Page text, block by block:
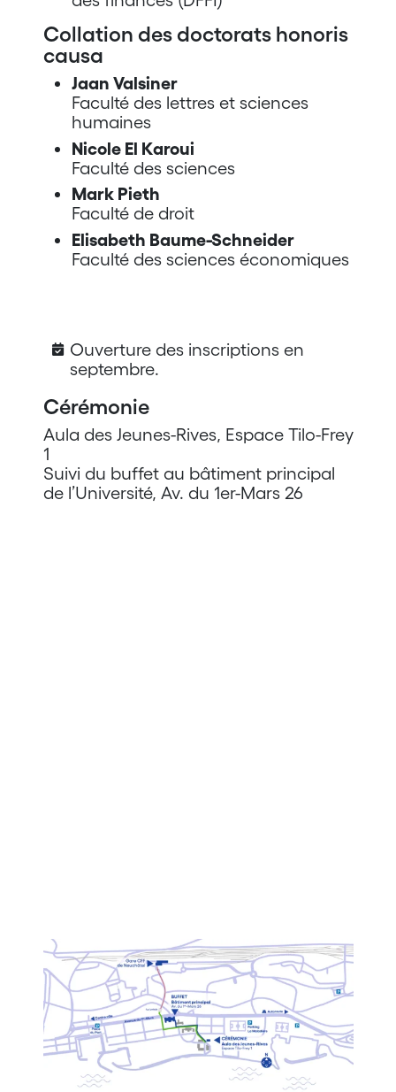
Collation des doctorats honoris
causa
Jaan Valsiner
Faculté des lettres et sciences
humaines
Nicole El Karoui
Faculté des sciences
Mark Pieth
Faculté de droit
Elisabeth Baume-Schneider
Faculté des sciences économiques
Ouverture des inscriptions en
septembre.
Cérémonie
Aula des Jeunes-Rives, Espace Tilo-Frey
1
Suivi du buffet au bâtiment principal
de l’Université, Av. du 1er-Mars 26